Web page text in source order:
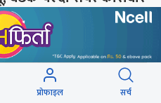
प्रोफाइल सर्च